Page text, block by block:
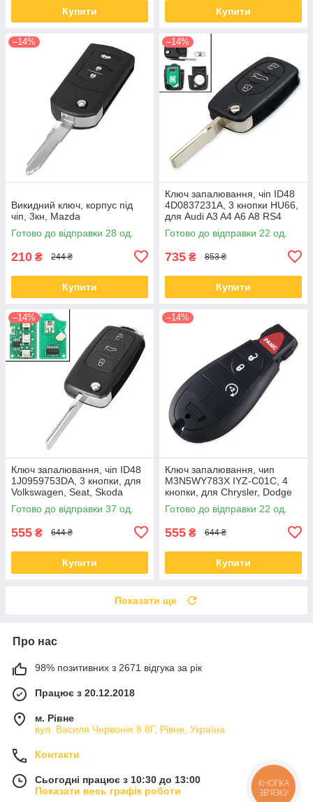
Купити Купити
–14%
Викидний ключ, корпус під
чіп, 3кн, Mazda
Готово до відправки 28 од.
210 ₴ 244 ₴
Купити
–14%
Ключ запалювання, чіп ID48
4D0837231A, 3 кнопки HU66,
для Audi A3 A4 A6 A8 RS4
Готово до відправки 22 од.
735 ₴ 853 ₴
Купити
–14%
Ключ запалювання, чіп ID48
1J0959753DA, 3 кнопки, для
Volkswagen, Seat, Skoda
Готово до відправки 37 од.
555 ₴ 644 ₴
Купити
–14%
Ключ запалювання, чип
M3N5WY783X IYZ-C01C, 4
кнопки, для Chrysler, Dodge
Готово до відправки 22 од.
555 ₴ 644 ₴
Купити
Показати ще
Про нас
98% позитивних з 2671 відгука за рік
Працює з 20.12.2018
м. Рівне
вул. Василя Червонія 8 8Г, Рівне, Україна
Контакти
Сьогодні працює з 10:30 до 13:00
Показати весь графік роботи
КНОПКА
ЗВ'ЯЗКУ